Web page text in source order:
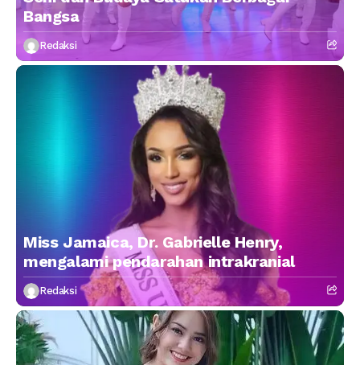
Bangsa
Redaksi
Miss Jamaica, Dr. Gabrielle Henry,
mengalami pendarahan intrakranial
Redaksi